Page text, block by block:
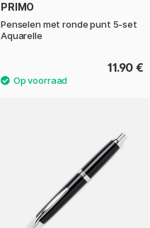
PRIMO
Penselen met ronde punt 5-set
Aquarelle
11.90 €